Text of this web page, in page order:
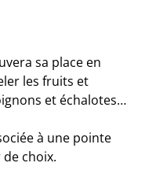
sa place en
les fruits et
et échalotes…
à une pointe
choix.